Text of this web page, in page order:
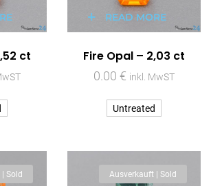
ct
READ MORE
Fire Opal – 2,03 ct
0.00 € inkl. MwST
Untreated
Sold Ausverkauft | Sold